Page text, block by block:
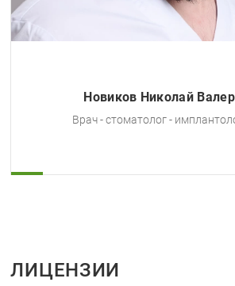
Старикова
ЛИЦЕНЗИИ